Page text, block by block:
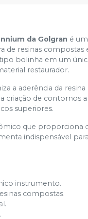
da Golgran é
de resinas
bolinha em um
restaurador.
a aderência da
criação de contornos
superiores.
que proporciona
indispensável
instrumento.
compostas.